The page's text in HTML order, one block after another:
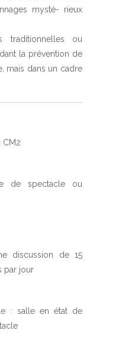
mysté- rieux
traditionnelles ou
la prévention de
mais dans un cadre
CM2
de spectacle ou
discussion de 15
par jour
: salle en état de